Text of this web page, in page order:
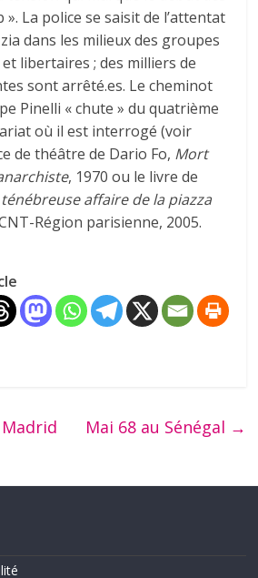
». La police se saisit de l’attentat
dans les milieux des groupes
libertaires ; des milliers de
sont arrêté.es. Le cheminot
Pinelli « chute » du quatrième
où il est interrogé (voir
de théâtre de Dario Fo, Mort
, 1970 ou le livre de
ténébreuse affaire de la piazza
Région parisienne, 2005.
Mai 68 au Sénégal →